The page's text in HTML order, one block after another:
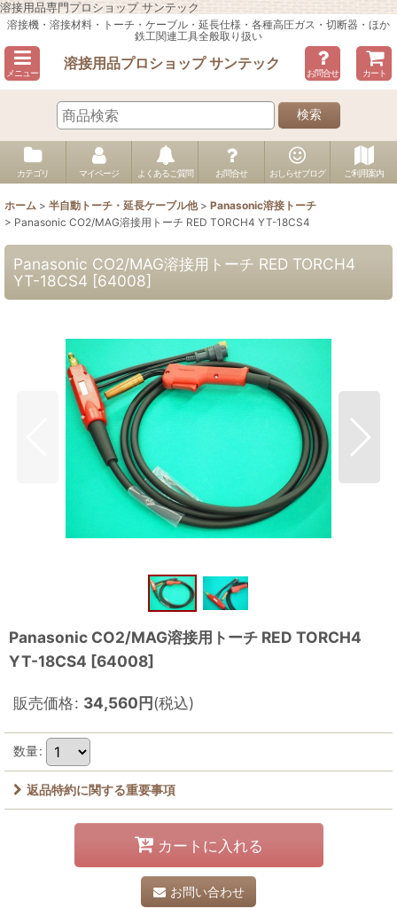
溶接用品専門プロショップ サンテック
溶接機・溶接材料・トーチ・ケーブル・延長仕様・各種高圧ガス・切断器・ほか
鉄工関連工具全般取り扱い
メニュー
溶接用品プロショップ サンテック
お問合せ カート
検索
カテゴリ マイページ よくあるご質問 お問合せ おしらせブログ ご利用案内
ホーム > 半自動トーチ・延長ケーブル他 > Panasonic溶接トーチ
> Panasonic CO2/MAG溶接用トーチ RED TORCH4 YT-18CS4
Panasonic CO2/MAG溶接用トーチ RED TORCH4
YT-18CS4 [64008]
Panasonic CO2/MAG溶接用トーチ RED TORCH4
YT-18CS4 [64008]
販売価格: 34,560円(税込)
数量:
返品特約に関する重要事項
カートに入れる
お問い合わせ